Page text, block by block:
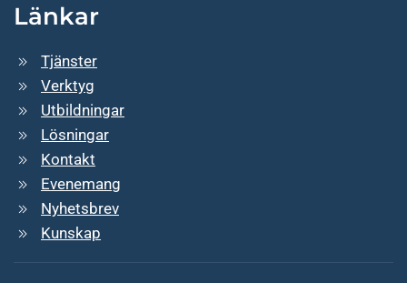
Länkar
Tjänster
Verktyg
Utbildningar
Lösningar
Kontakt
Evenemang
Nyhetsbrev
Kunskap